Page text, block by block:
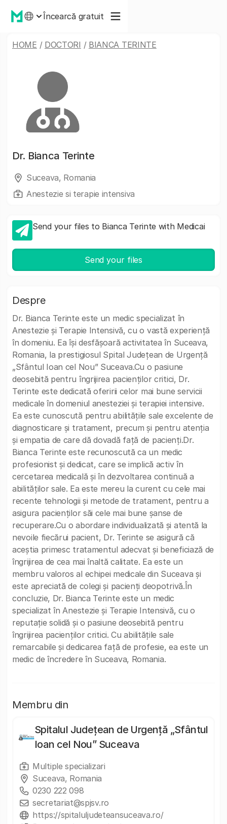
Încearcă gratuit
HOME / DOCTORI / BIANCA TERINTE
Dr. Bianca Terinte
Suceava, Romania
Anestezie si terapie intensiva
Send your files to Bianca Terinte with Medicai
Send your files
Despre
Dr. Bianca Terinte este un medic specializat în
Anestezie și Terapie Intensivă, cu o vastă experiență
în domeniu. Ea își desfășoară activitatea în Suceava,
Romania, la prestigiosul Spital Județean de Urgență
„Sfântul Ioan cel Nou” Suceava.Cu o pasiune
deosebită pentru îngrijirea pacienților critici, Dr.
Terinte este dedicată oferirii celor mai bune servicii
medicale în domeniul anesteziei și terapiei intensive.
Ea este cunoscută pentru abilitățile sale excelente de
diagnosticare și tratament, precum și pentru atenția
și empatia de care dă dovadă față de pacienți.Dr.
Bianca Terinte este recunoscută ca un medic
profesionist și dedicat, care se implică activ în
cercetarea medicală și în dezvoltarea continuă a
abilităților sale. Ea este mereu la curent cu cele mai
recente tehnologii și metode de tratament, pentru a
asigura pacienților săi cele mai bune șanse de
recuperare.Cu o abordare individualizată și atentă la
nevoile fiecărui pacient, Dr. Terinte se asigură că
aceștia primesc tratamentul adecvat și beneficiază de
îngrijirea de cea mai înaltă calitate. Ea este un
membru valoros al echipei medicale din Suceava și
este apreciată de colegi și pacienți deopotrivă.În
concluzie, Dr. Bianca Terinte este un medic
specializat în Anestezie și Terapie Intensivă, cu o
reputație solidă și o pasiune deosebită pentru
îngrijirea pacienților critici. Cu abilitățile sale
remarcabile și dedicarea față de profesie, ea este un
medic de încredere în Suceava, Romania.
Membru din
Spitalul Județean de Urgență „Sfântul
Ioan cel Nou” Suceava
Multiple specializari
Suceava, Romania
0230 222 098
secretariat@spjsv.ro
https://spitaluljudeteansuceava.ro/